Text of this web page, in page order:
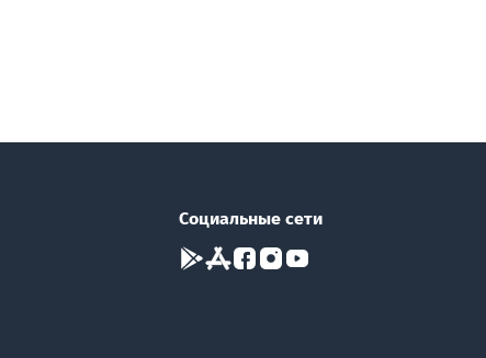
Социальные сети